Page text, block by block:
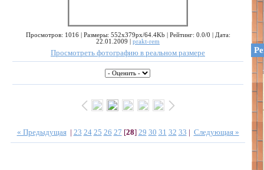
Просмотров: 1016 | Размеры: 552x379px/64.4Kb | Рейтинг: 0.0/0 | Дата:
22.01.2009 | prakt-rem
Просмотреть фотографию в реальном размере
« Предыдущая| 23 24 25 26 27 [28] 29 30 31 32 33 | Следующая »